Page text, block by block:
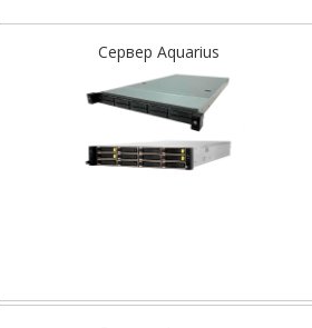
Сервер Aquarius